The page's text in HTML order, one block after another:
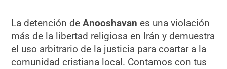
La detención de Anooshavan es una violación
más de la libertad religiosa en Irán y demuestra
el uso arbitrario de la justicia para coartar a la
comunidad cristiana local. Contamos con tus